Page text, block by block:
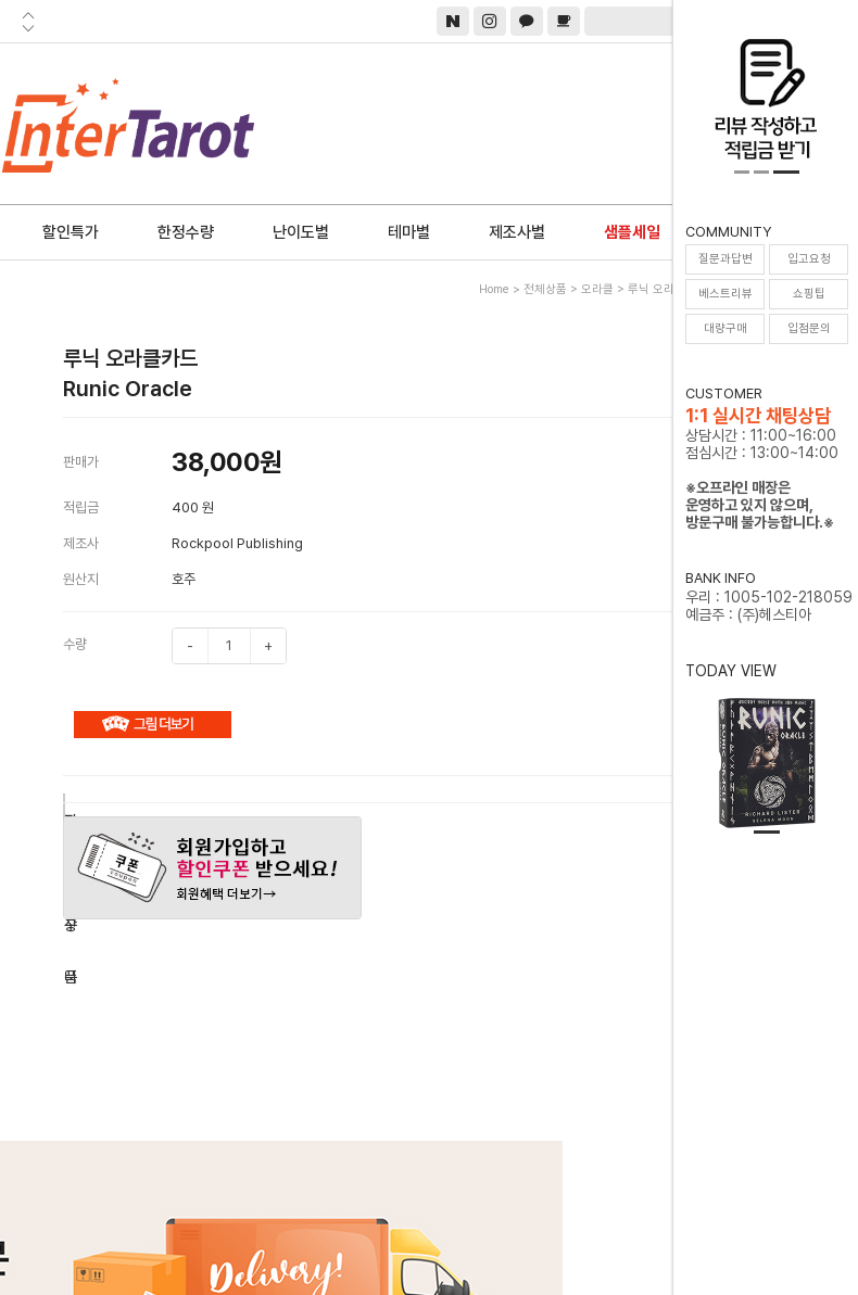
할인특가 한정수량 난이도별 테마별 제조사별 샘플세일 0
COMMUNITY
질문과답변 입고요청
베스트리뷰 쇼핑팁
대량구매 입점문의
CUSTOMER
1:1 실시간 채팅상담
상담시간 : 11:00~16:00
점심시간 : 13:00~14:00
※오프라인 매장은
운영하고 있지 않으며,
방문구매 불가능합니다.※
BANK INFO
우리 : 1005-102-218059
예금주 : (주)헤스티아
TODAY VIEW
Home > 전체상품 > 오라클 > 루닉 오라클카드 Runic Oracle
루닉 오라클카드
Runic Oracle
판매가 38,000원
적립금 400 원
제조사 Rockpool Publishing
원산지 호주
수량 - +
구
하
기
장
구
니
관
상
품